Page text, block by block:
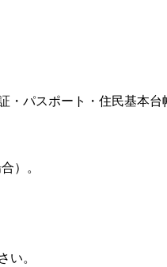
・パスポート・住民基本
）。
。